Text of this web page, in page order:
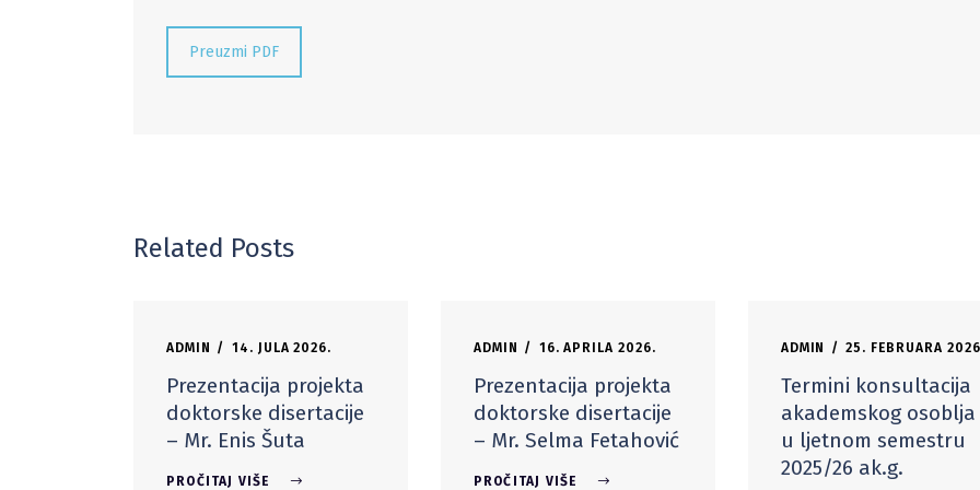
Preuzmi PDF
Related Posts
ADMIN 14. JULA 2026.
Prezentacija projekta
doktorske disertacije
– Mr. Enis Šuta
PROČITAJ VIŠE
ADMIN 16. APRILA 2026.
Prezentacija projekta
doktorske disertacije
– Mr. Selma Fetahović
PROČITAJ VIŠE
ADMIN 25. FEBRUARA
Termini konsultacija
akademskog osoblja
u ljetnom semestru
2025/26 ak.g.